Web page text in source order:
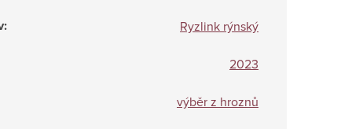
: Ryzlink rýnský
2023
výběr z hroznů